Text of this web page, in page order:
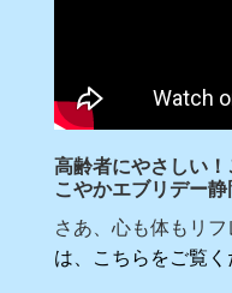
高齢者にやさしい
こやかエブリデー
さあ、心も体もリ
は、こちらをご覧く